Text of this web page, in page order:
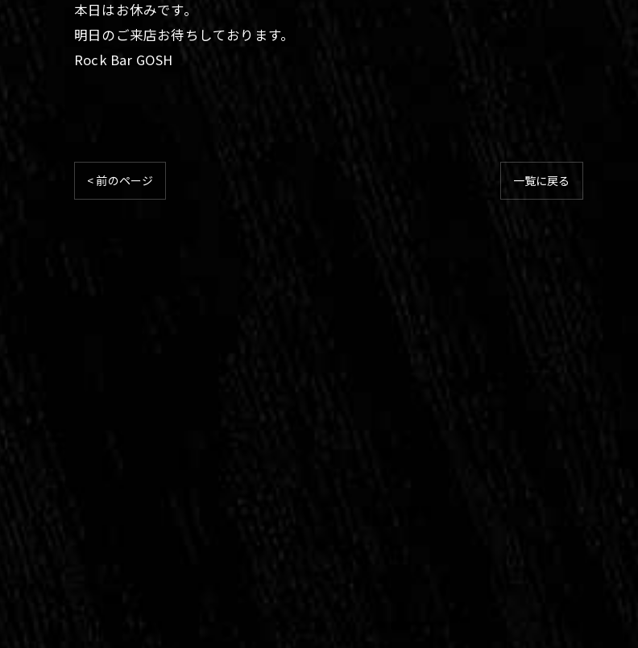
本日はお休みです。
明日のご来店お待ちしております。
Rock Bar GOSH
< 前のページ 一覧に戻る